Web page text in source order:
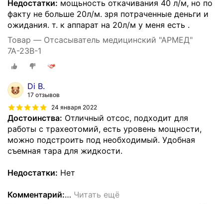
Недостатки: мощьность откачивания 40 л/м, но по
факту не больше 20л/м. зря потраченные деньги и
ожидания. т. к аппарат на 20л/м у меня есть .
Товар — Отсасыватель медицинский "АРМЕД"
7А-23В-1
Di B.
17 отзывов
24 января 2022
Достоинства: Отличный отсос, подходит для
работы с трахеотомий, есть уровень мощности,
можно подстроить под необходимый. Удобная
съемная тара для жидкости.
Недостатки: Нет
Комментарий:… Читать ещё